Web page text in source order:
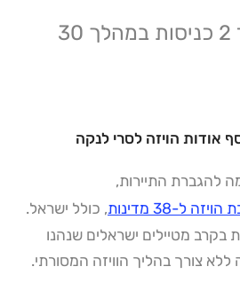
עד 2 כניסות במהלך 30
ל-38 מדינות
, כולל ישראל.
מטיילים ישראלים שנהנו
צורך בהליך הוויזה המסורתי.